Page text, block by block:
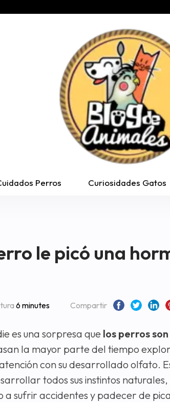
Perros Curiosidades Gatos
le picó una
6 minutes Compartir
es una sorpresa que los perros
la mayor parte del tiempo
con su desarrollado olfato.
todos sus instintos
a sufrir accidentes y padecer de